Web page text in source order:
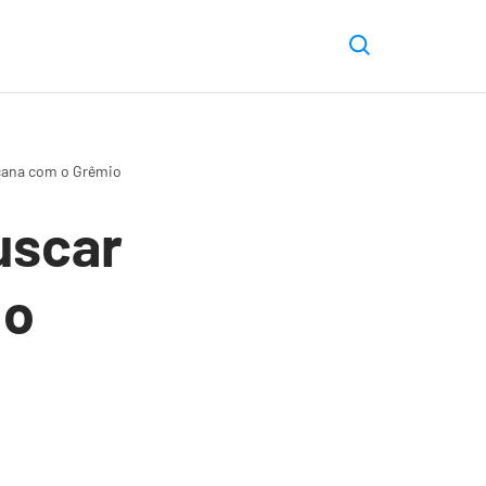
com o Grêmio